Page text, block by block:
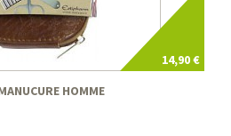
14,90 €
HOMME